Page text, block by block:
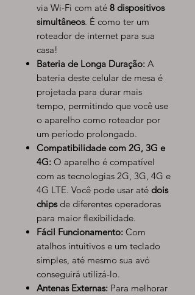
via Wi-Fi com até 8 dispositivos
simultâneos. É como ter um
roteador de internet para sua
casa!
Bateria de Longa Duração: A
bateria deste celular de mesa é
projetada para durar mais
tempo, permitindo que você use
o aparelho como roteador por
um período prolongado.
Compatibilidade com 2G, 3G e
4G: O aparelho é compatível
com as tecnologias 2G, 3G, 4G e
4G LTE. Você pode usar até dois
chipsde diferentes operadoras
para maior flexibilidade.
Fácil Funcionamento: Com
atalhos intuitivos e um teclado
simples, até mesmo sua avó
conseguirá utilizá-lo.
Antenas Externas: Para melhorar